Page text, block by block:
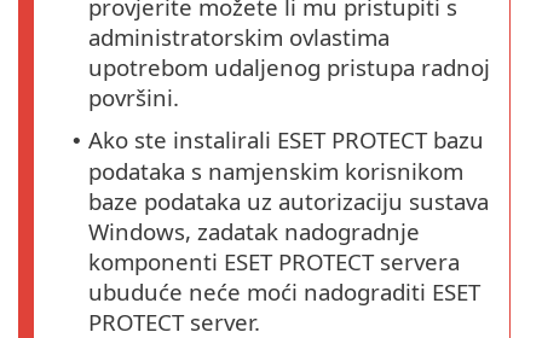
provjerite možete li mu pristupiti s
administratorskim ovlastima
upotrebom udaljenog pristupa radnoj
površini.
• Ako ste instalirali ESET PROTECT bazu
podataka s namjenskim korisnikom
baze podataka uz autorizaciju sustava
Windows, zadatak nadogradnje
komponenti ESET PROTECT servera
ubuduće neće moći nadograditi ESET
PROTECT server.